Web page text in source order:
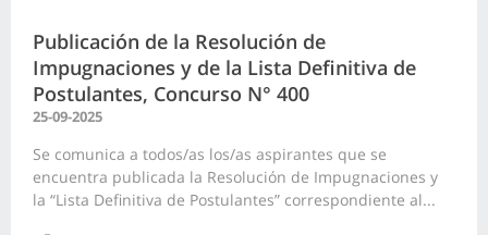
Publicación de la Resolución de
Impugnaciones y de la Lista Definitiva de
Postulantes, Concurso N° 400
25-09-2025
Se comunica a todos/as los/as aspirantes que se
encuentra publicada la Resolución de Impugnaciones y
la “Lista Definitiva de Postulantes” correspondiente al...